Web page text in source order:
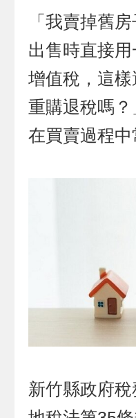
「我賣掉舊
出售時直接
增值稅，這
重購退稅嗎
在買賣過程中
新竹縣政府